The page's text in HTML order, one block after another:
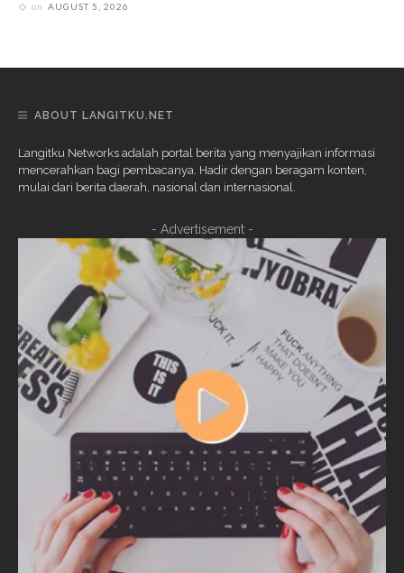
on AUGUST 5, 2026
ABOUT LANGITKU.NET
Langitku Networks adalah portal berita yang menyajikan informasi
mencerahkan bagi pembacanya. Hadir dengan beragam konten,
mulai dari berita daerah, nasional dan internasional.
- Advertisement -